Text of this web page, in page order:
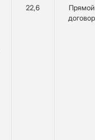
22,6
Прямой
договор